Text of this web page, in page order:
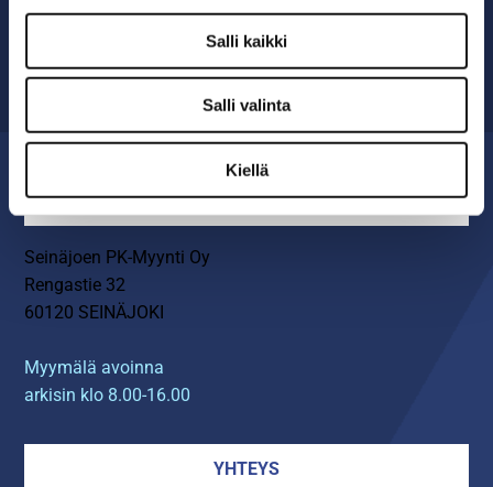
Salli kaikki
Salli valinta
Kiellä
OTA YHTEYTTÄ ›
MYYMÄLÄ
Seinäjoen PK-Myynti Oy
Rengastie 32
60120 SEINÄJOKI
Myymälä avoinna
arkisin klo 8.00-16.00
YHTEYS